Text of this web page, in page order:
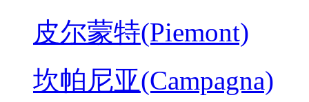
皮尔蒙特(Piemont)
坎帕尼亚(Campagna)